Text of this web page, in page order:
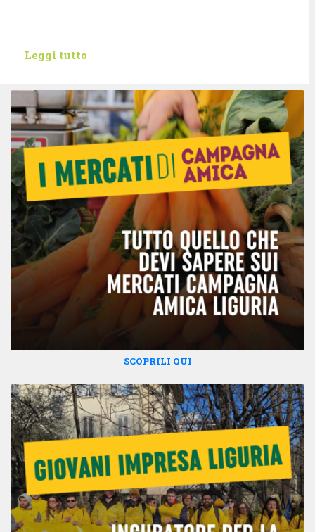
Leggi tutto
SCOPRILI QUI